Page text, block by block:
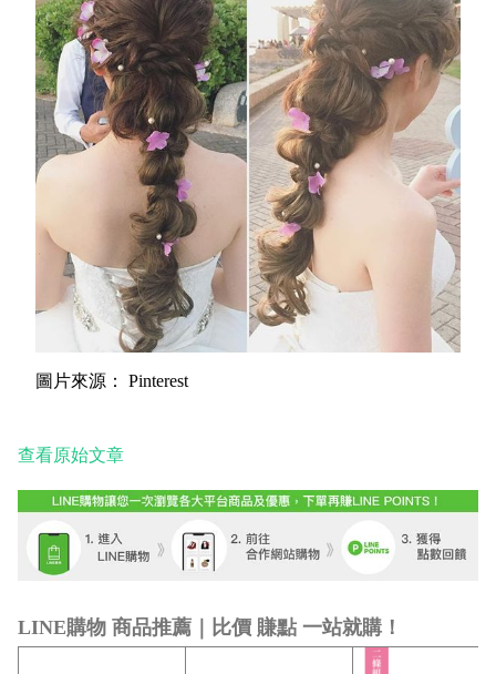
圖片來源： Pinterest
查看原始文章
LINE購物 商品推薦｜比價 賺點 一站就購！